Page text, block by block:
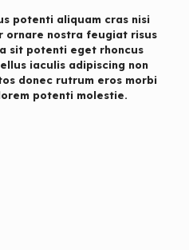
potenti aliquam cras nisi
ornare nostra feugiat risus
sit potenti eget rhoncus
iaculis adipiscing non
donec rutrum eros morbi
potenti molestie.